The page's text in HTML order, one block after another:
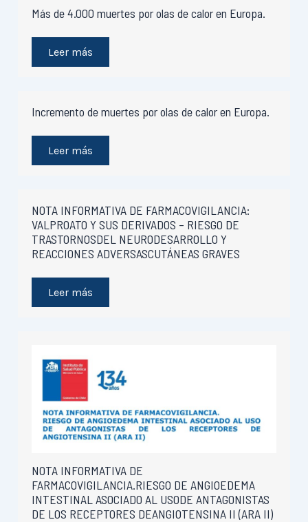
Más de 4.000 muertes por olas de calor en Europa.
Leer más
Incremento de muertes por olas de calor en Europa.
Leer más
NOTA INFORMATIVA DE FARMACOVIGILANCIA:
VALPROATO Y SUS DERIVADOS – RIESGO DE
TRASTORNOSDEL NEURODESARROLLO Y
REACCIONES ADVERSASCUTÁNEAS GRAVES
Leer más
NOTA INFORMATIVA DE
FARMACOVIGILANCIA.RIESGO DE ANGIOEDEMA
INTESTINAL ASOCIADO AL USODE ANTAGONISTAS
DE LOS RECEPTORES DEANGIOTENSINA II (ARA II)